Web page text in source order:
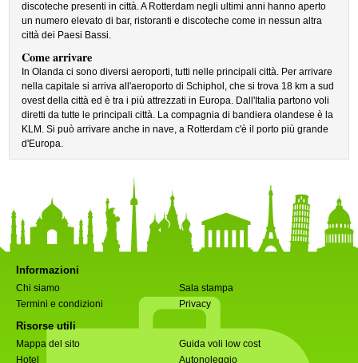
discoteche presenti in città. A Rotterdam negli ultimi anni hanno aperto
un numero elevato di bar, ristoranti e discoteche come in nessun altra
città dei Paesi Bassi.
Come arrivare
In Olanda ci sono diversi aeroporti, tutti nelle principali città. Per arrivare
nella capitale si arriva all'aeroporto di Schiphol, che si trova 18 km a sud
ovest della città ed è tra i più attrezzati in Europa. Dall'Italia partono voli
diretti da tutte le principali città. La compagnia di bandiera olandese è la
KLM. Si può arrivare anche in nave, a Rotterdam c'è il porto più grande
d'Europa.
Informazioni
Chi siamo
Sala stampa
Termini e condizioni
Privacy
Risorse utili
Mappa del sito
Guida voli low cost
Hotel
Autonoleggio